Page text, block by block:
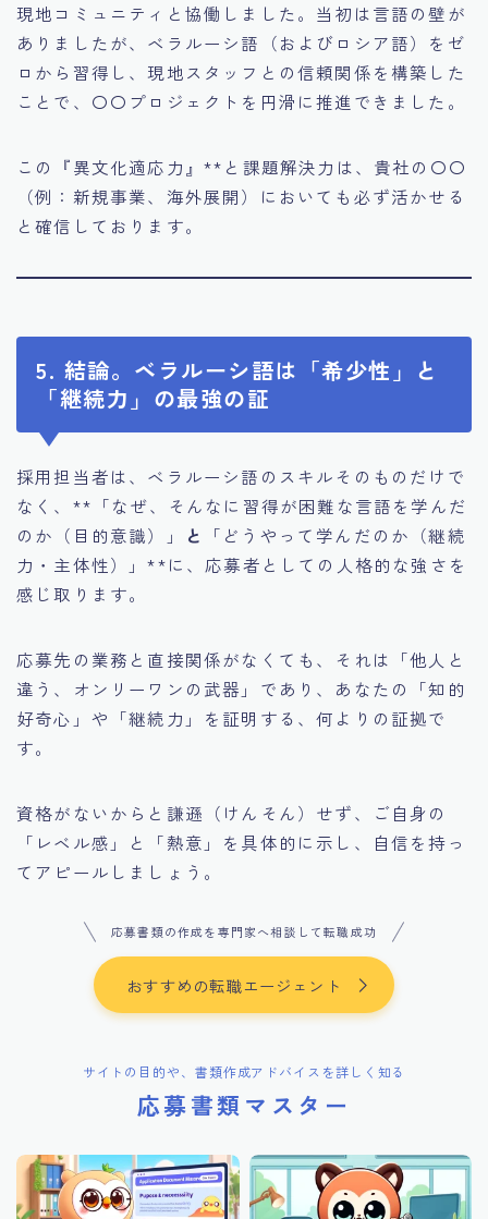
現地コミュニティと協働しました。当初は言語の壁が
ありましたが、ベラルーシ語（およびロシア語）をゼ
ロから習得し、現地スタッフとの信頼関係を構築した
ことで、〇〇プロジェクトを円滑に推進できました。
この『異文化適応力』**と課題解決力は、貴社の〇〇
（例：新規事業、海外展開）においても必ず活かせる
と確信しております。
5. 結論。ベラルーシ語は「希少性」と
「継続力」の最強の証
採用担当者は、ベラルーシ語のスキルそのものだけで
なく、**「なぜ、そんなに習得が困難な言語を学んだ
のか（目的意識）」
と
「どうやって学んだのか（継続
力・主体性）」**に、応募者としての人格的な強さを
感じ取ります。
応募先の業務と直接関係がなくても、それは「他人と
違う、オンリーワンの武器」であり、あなたの「知的
好奇心」や「継続力」を証明する、何よりの証拠で
す。
資格がないからと謙遜（けんそん）せず、ご自身の
「レベル感」と「熱意」を具体的に示し、自信を持っ
てアピールしましょう。
応募書類の作成を専門家へ相談して転職成功
おすすめの転職エージェント
サイトの目的や、書類作成アドバイスを詳しく知る
応募書類マスター